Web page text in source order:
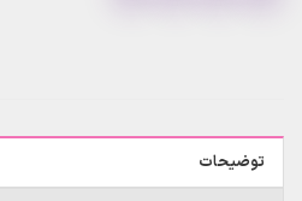
توضیحات